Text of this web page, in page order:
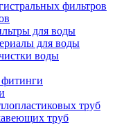
фильтров
для воды
для воды
воды
труб
труб